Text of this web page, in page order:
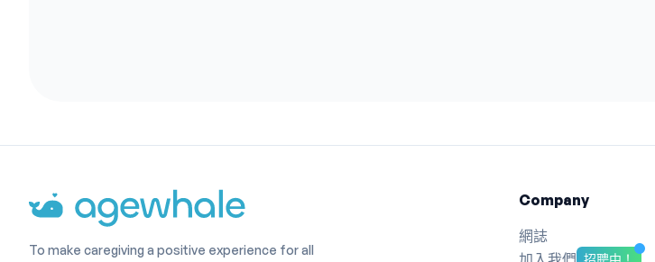
To make caregiving a positive experience for all
Company
網誌